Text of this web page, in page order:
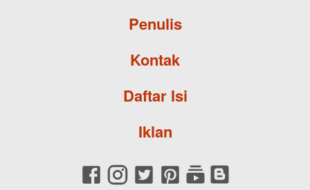
Penulis
Kontak
Daftar Isi
Iklan